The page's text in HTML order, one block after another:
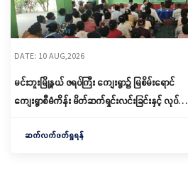
DATE: 10 AUG,2026
မင်းဘူးမြို့နယ် ဇရပ်ကြီး ကျေးရွာ၌ မြစိမ်းရောင်
ကျေးရွာစီမံကိန်း မိတ်ဆက်ရှင်းလင်းခြင်းနှင့် လုပ်ငန်း
ဆက်လက်ဖတ်ရှုရန်